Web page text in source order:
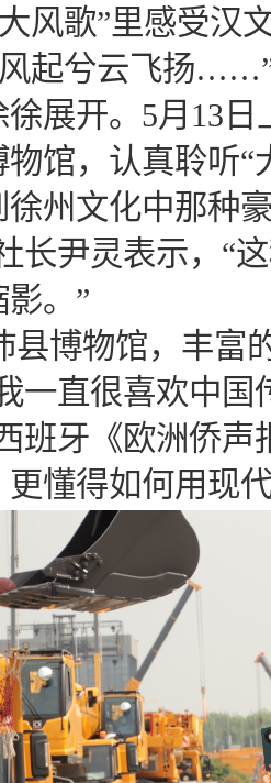
风歌”里感受汉
起兮云飞扬
展开。 5月 13
物馆，认真聆听“
徐州文化中那种
长尹灵表示，“
。”
县博物馆，丰富
一直很喜欢中
班牙《欧洲侨
更懂得如何用现